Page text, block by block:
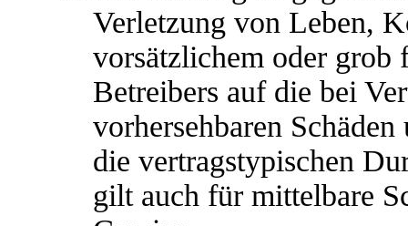
Verletzung von Leben,
vorsätzlichem oder grob
Betreibers auf die bei
vorhersehbaren
die vertragstypischen
gilt auch für mittelbare